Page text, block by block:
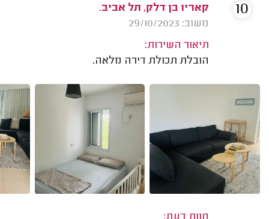
קאריו בן דלק, תל אביב.
משוב: 29/10/2023
תיאור השירות:
הובלת תכולת דירה מלאה.
10